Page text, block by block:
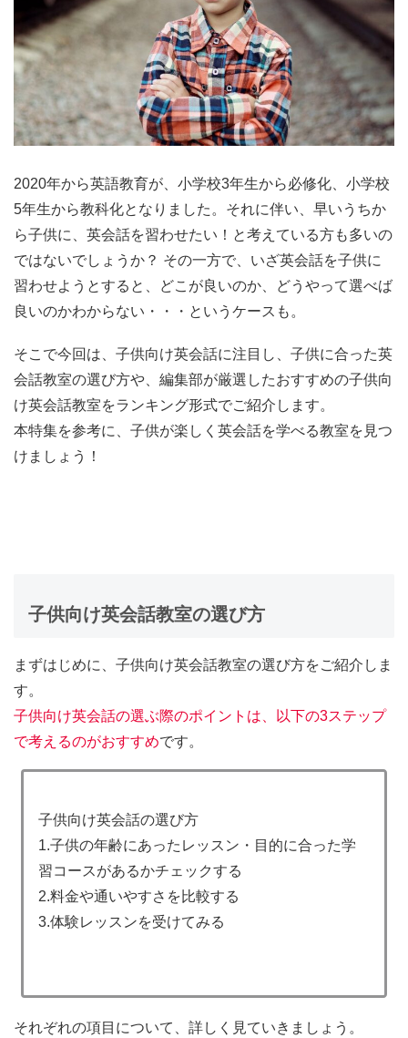
2020年から英語教育が、小学校3年生から必修化、小学校
5年生から教科化となりました。それに伴い、早いうちか
ら子供に、英会話を習わせたい！と考えている方も多いの
ではないでしょうか？ その一方で、いざ英会話を子供に
習わせようとすると、どこが良いのか、どうやって選べば
良いのかわからない・・・というケースも。
そこで今回は、子供向け英会話に注目し、子供に合った英
会話教室の選び方や、編集部が厳選したおすすめの子供向
け英会話教室をランキング形式でご紹介します。
本特集を参考に、子供が楽しく英会話を学べる教室を見つ
けましょう！
子供向け英会話教室の選び方
まずはじめに、子供向け英会話教室の選び方をご紹介しま
す。
子供向け英会話の選ぶ際のポイントは、以下の3ステップ
で考えるのがおすすめです。
子供向け英会話の選び方
1.子供の年齢にあったレッスン・目的に合った学
習コースがあるかチェックする
2.料金や通いやすさを比較する
3.体験レッスンを受けてみる
それぞれの項目について、詳しく見ていきましょう。